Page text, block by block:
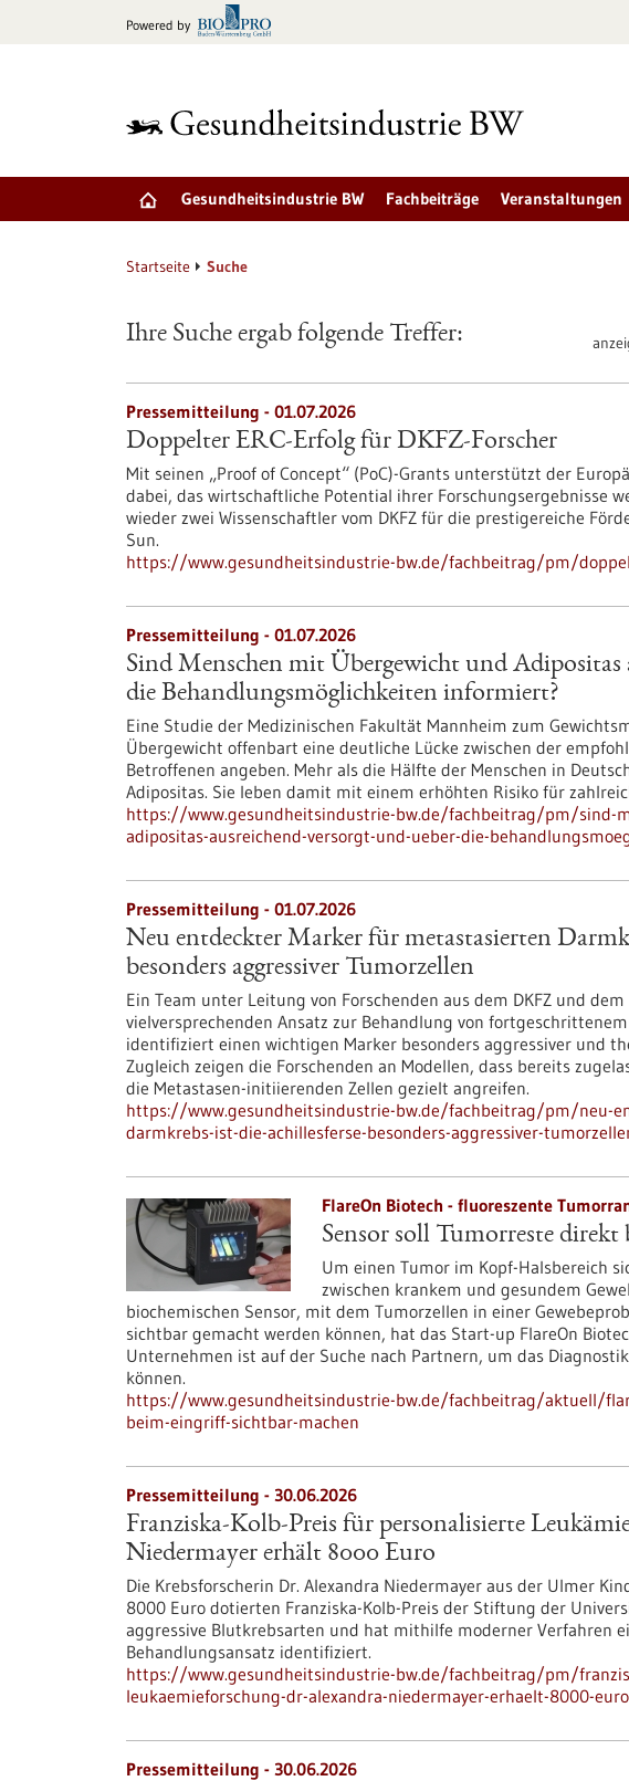
Powered by
Gesundheitsindustrie BW Fachbeiträge Veranstaltungen
Startseite Suche
Ihre Suche ergab folgende Treffer:
Pressemitteilung - 01.07.2026
Doppelter ERC-Erfolg für DKFZ-Forscher
Mit seinen „Proof of Concept“ (PoC)-Grants unterstützt der
dabei, das wirtschaftliche Potential ihrer Forschungsergebnisse
wieder zwei Wissenschaftler vom DKFZ für die prestigereiche
Sun.
https://www.gesundheitsindustrie-bw.de/fachbeitrag/pm/
Pressemitteilung - 01.07.2026
Sind Menschen mit Übergewicht und Adipositas
die Behandlungsmöglichkeiten informiert?
Eine Studie der Medizinischen Fakultät Mannheim zum
Übergewicht offenbart eine deutliche Lücke zwischen der
Betroffenen angeben. Mehr als die Hälfte der Menschen in
Adipositas. Sie leben damit mit einem erhöhten Risiko für
https://www.gesundheitsindustrie-bw.de/fachbeitrag/pm/sind-
adipositas-ausreichend-versorgt-und-ueber-die-
Pressemitteilung - 01.07.2026
Neu entdeckter Marker für metastasierten
besonders aggressiver Tumorzellen
Ein Team unter Leitung von Forschenden aus dem DKFZ und
vielversprechenden Ansatz zur Behandlung von
identifiziert einen wichtigen Marker besonders aggressiver und
Zugleich zeigen die Forschenden an Modellen, dass bereits
die Metastasen-initiierenden Zellen gezielt angreifen.
https://www.gesundheitsindustrie-bw.de/fachbeitrag/pm/neu-
darmkrebs-ist-die-achillesferse-besonders-aggressiver-
FlareOn Biotech - fluoreszente
Sensor soll Tumorreste
Um einen Tumor im Kopf-Halsbereich
zwischen krankem und gesundem
biochemischen Sensor, mit dem Tumorzellen in einer
sichtbar gemacht werden können, hat das Start-up FlareOn
Unternehmen ist auf der Suche nach Partnern, um das
können.
https://www.gesundheitsindustrie-bw.de/fachbeitrag/aktuell/
beim-eingriff-sichtbar-machen
Pressemitteilung - 30.06.2026
Franziska-Kolb-Preis für personalisierte
Niedermayer erhält 8000 Euro
Die Krebsforscherin Dr. Alexandra Niedermayer aus der Ulmer
8000 Euro dotierten Franziska-Kolb-Preis der Stiftung der
aggressive Blutkrebsarten und hat mithilfe moderner Verfahren
Behandlungsansatz identifiziert.
https://www.gesundheitsindustrie-bw.de/fachbeitrag/pm/
leukaemieforschung-dr-alexandra-niedermayer-erhaelt-8000-euro
Pressemitteilung - 30.06.2026